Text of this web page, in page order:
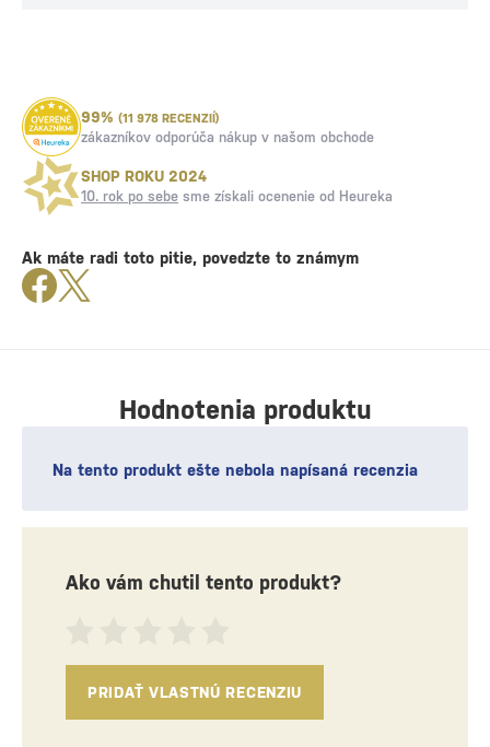
Hodnotenia produktu
Na tento produkt ešte nebola napísaná recenzia
Ako vám chutil tento produkt?
PRIDAŤ VLASTNÚ RECENZIU
99% (11 978 RECENZIÍ)
zákazníkov odporúča nákup v našom obchode
SHOP ROKU 2024
10. rok po sebe sme získali ocenenie od Heureka
Ak máte radi toto pitie, povedzte to známym